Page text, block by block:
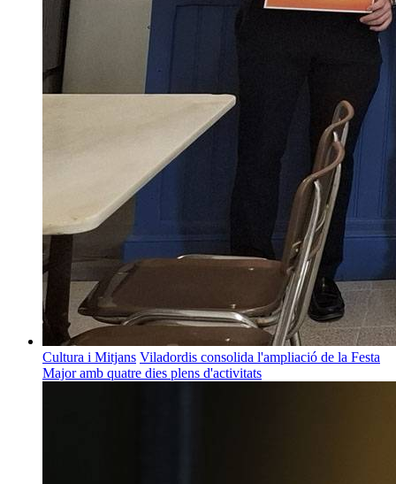
Cultura i Mitjans Viladordis consolida l'ampliació de la Festa
Major amb quatre dies plens d'activitats